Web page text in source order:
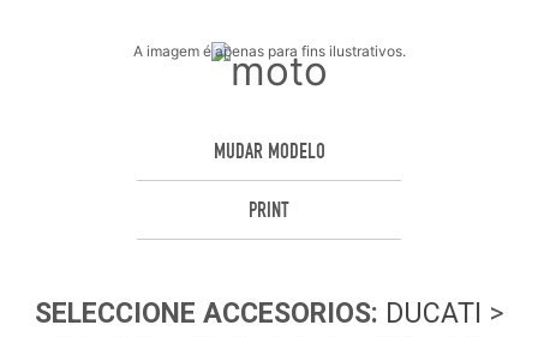
A imagem é apenas para fins ilustrativos.
MUDAR MODELO
PRINT
SELECCIONE ACCESORIOS: DUCATI >